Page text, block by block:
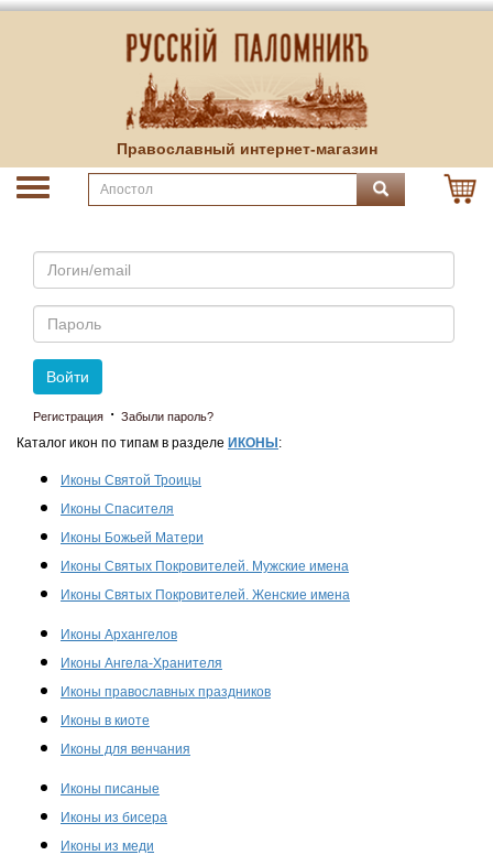
Православный интернет-магазин
Email
Пароль
Войти
Регистрация · Забыли пароль?
Каталог икон по типам в разделе ИКОНЫ :
Иконы Святой Троицы
Иконы Спасителя
Иконы Божьей Матери
Иконы Святых Покровителей. Мужские имена
Иконы Святых Покровителей. Женские имена
Иконы Архангелов
Иконы Ангела-Хранителя
Иконы православных праздников
Иконы в киоте
Иконы для венчания
Иконы писаные
Иконы из бисера
Иконы из меди